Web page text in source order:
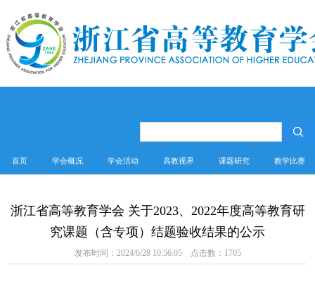
首页 学会概况 学会活动 高教视界 课题研究 教学比赛
浙江省高等教育学会 关于2023、2022年度高等教育研
究课题（含专项）结题验收结果的公示
发布时间：2024/6/28 10:56:05 点击数： 1705